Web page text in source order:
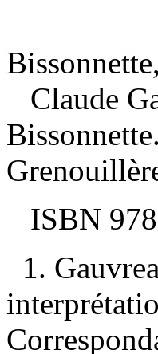
Claude
ISBN
1.